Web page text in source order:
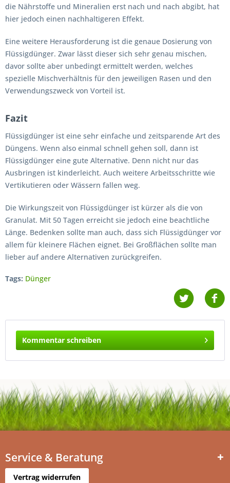
die Nährstoffe und Mineralien erst nach und nach abgibt, hat
hier jedoch einen nachhaltigeren Effekt.
Eine weitere Herausforderung ist die genaue Dosierung von
Flüssigdünger. Zwar lässt dieser sich sehr genau mischen,
davor sollte aber unbedingt ermittelt werden, welches
spezielle Mischverhältnis für den jeweiligen Rasen und den
Verwendungszweck von Vorteil ist.
Fazit
Flüssigdünger ist eine sehr einfache und zeitsparende Art des
Düngens. Wenn also einmal schnell gehen soll, dann ist
Flüssigdünger eine gute Alternative. Denn nicht nur das
Ausbringen ist kinderleicht. Auch weitere Arbeitsschritte wie
Vertikutieren oder Wässern fallen weg.
Die Wirkungszeit von Flüssigdünger ist kürzer als die von
Granulat. Mit 50 Tagen erreicht sie jedoch eine beachtliche
Länge. Bedenken sollte man auch, dass sich Flüssigdünger vor
allem für kleinere Flächen eignet. Bei Großflächen sollte man
lieber auf andere Alternativen zurückgreifen.
Tags: Dünger
Kommentar schreiben
Service & Beratung
Vertrag widerrufen